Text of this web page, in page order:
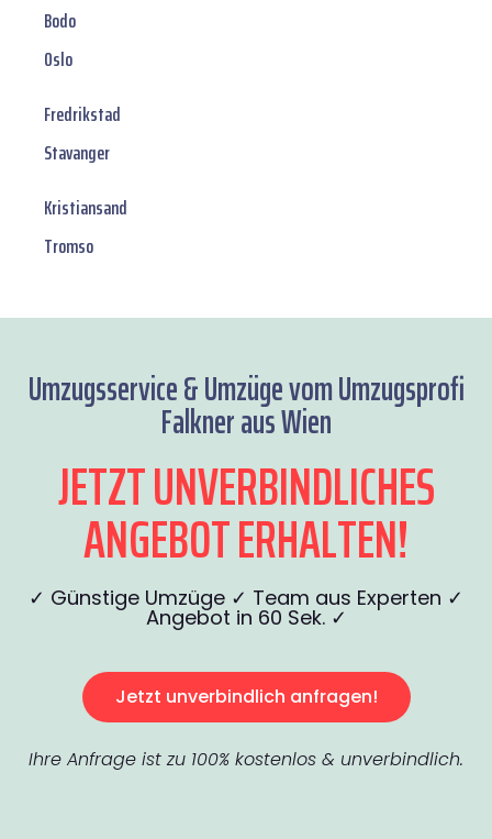
Bodo
Oslo
Fredrikstad
Stavanger
Kristiansand
Tromso
Umzugsservice & Umzüge vom Umzugsprofi
Falkner aus Wien
JETZT UNVERBINDLICHES
ANGEBOT ERHALTEN!
✓ Günstige Umzüge ✓ Team aus Experten ✓
Angebot in 60 Sek. ✓
Jetzt unverbindlich anfragen!
Ihre Anfrage ist zu 100% kostenlos & unverbindlich.